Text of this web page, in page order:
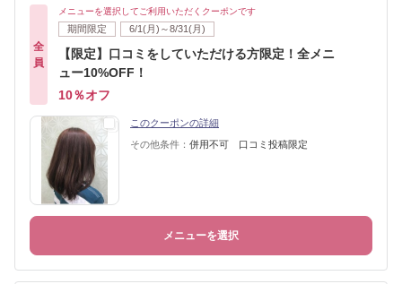
全
員
メニューを選択してご利用いただくクーポンです
期間限定 6/1(月)～8/31(月)
【限定】口コミをしていただける方限定！全メニ
ュー10%OFF！
10％オフ
このクーポンの詳細
その他条件： 併用不可 口コミ投稿限定
メニューを選択